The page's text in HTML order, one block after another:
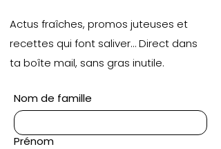
Actus fraîches, promos juteuses et
recettes qui font saliver… Direct dans
ta boîte mail, sans gras inutile.
Nom de famille
Prénom